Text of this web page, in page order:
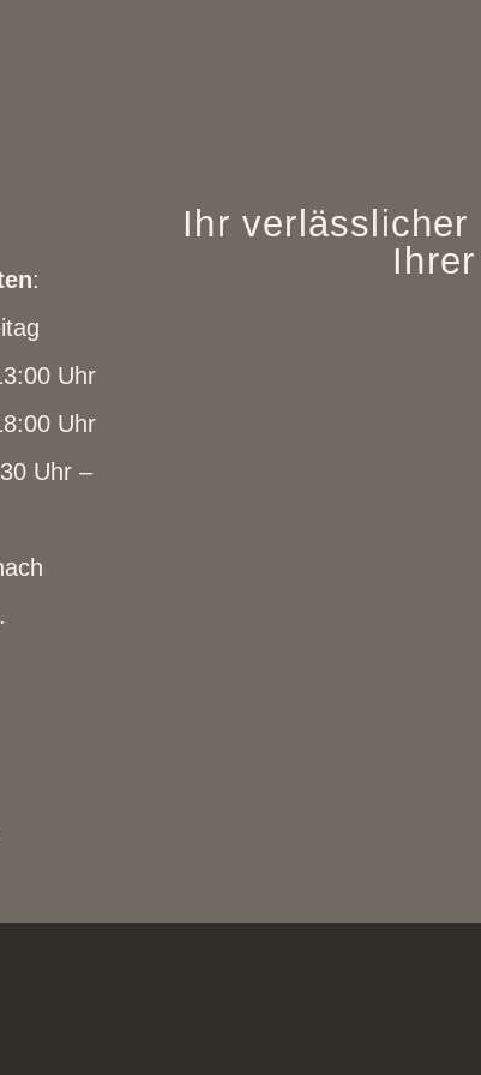
:
Uhr
Uhr
Uhr –
Ihr